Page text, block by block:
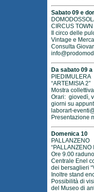
Sabato 09 e
CIRCUS
Il circo delle
Vintage e
Consulta
Da sabato 09
PIEDIMULERA
“ARTEMISIA 2”
Mostra
Orari: giovedì,
giorni su
laborart-
Presentazione
Domenica 10
PALLANZENO
“PALLANZENO
Ore 9.00
Centrale Enel
dei bersaglieri
Inoltre stand
Possibilità di
del Museo di